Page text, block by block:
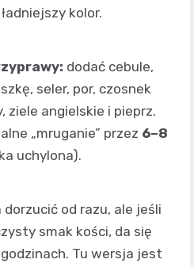
kolor.
dodać cebule,
seler, por, czosnek
ziele angielskie i pieprz.
„mruganie” przez 6–8
uchylona).
od razu, ale jeśli
smak kości, da się
Tu wersja jest